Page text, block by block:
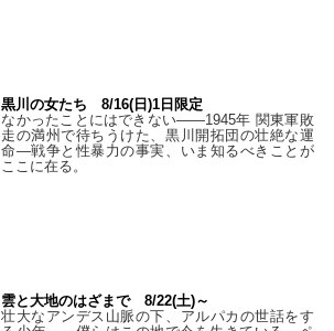
黒川の女たち 8/16(日)1日限定
なかったことにはできない——1945年 関東軍敗
走の満州で待ちうけた、黒川開拓団の壮絶な運
命―戦争と性暴力の事実、いま知るべきことが
ここに在る。
雲と大地のはざまで 8/22(土)～
壮大なアンデス山脈の下、アルパカの世話をす